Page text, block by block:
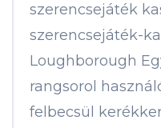
szerencsejáték
szerencsejáték-
Loughborough
rangsorol
felbecsül